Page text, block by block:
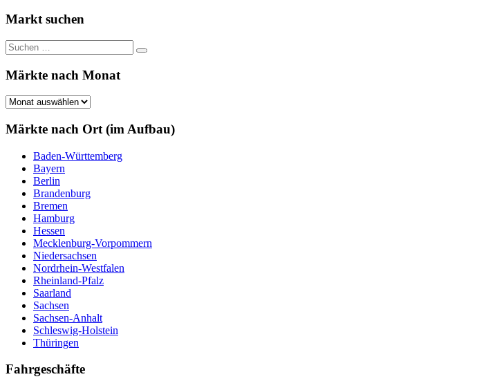
Markt suchen
Suchen
nach:
Suchen
Märkte nach Monat
Märkte
Monat
Märkte nach Ort (im Aufbau)
Baden-Württemberg
Bayern
Berlin
Brandenburg
Bremen
Hamburg
Hessen
Mecklenburg-Vorpommern
Niedersachsen
Nordrhein-Westfalen
Rheinland-Pfalz
Saarland
Sachsen
Sachsen-Anhalt
Schleswig-Holstein
Thüringen
Fahrgeschäfte